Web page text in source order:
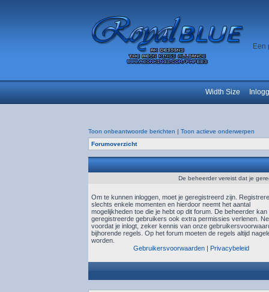
Een
Width Size
Toon onbeantwoorde berichten | Toon actieve onderwerpen
Forumoverzicht
De beheerder vereist dat je
Om te kunnen inloggen, moet je geregistreerd zijn.
slechts enkele momenten en hierdoor neemt het aantal
mogelijkheden toe die je hebt op dit forum. De beheerder kan
geregistreerde gebruikers ook extra permissies verlenen.
voordat je inlogt, zeker kennis van onze
bijhorende regels. Op het forum moeten de regels altijd
worden.
Gebruikersvoorwaarden | Privacybeleid